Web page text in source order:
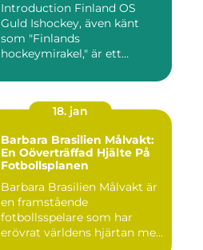
Introduction Finland OS
Guld Ishockey, även känt
som "Finlands
hockeymirakel," är ett
18. jan
Barbara Brasilien Målvakt:
En Oöverträffad Hjälte På
Fotbollsplanen
Barbara Brasilien Målvakt är
en framstående
fotbollsspelare som har
erövrat världens hjärtan med